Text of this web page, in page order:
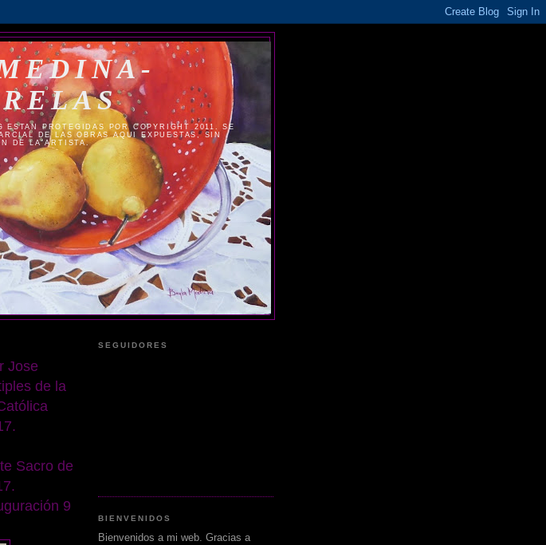
PROTEGIDAS POR COPYRIGHT 2011. SE
DE LAS OBRAS AQUI EXPUESTAS, SIN
DE LA ARTISTA.
Jose
de la
Sacro de
9
SEGUIDORES
BIENVENIDOS
Bienvenidos a mi web. Gracias a